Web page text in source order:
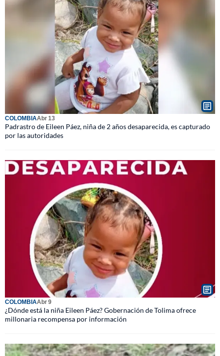
COLOMBIAAbr 13
Padrastro de Eileen Páez, niña de 2 años desaparecida, es capturado
por las autoridades
COLOMBIAAbr 9
¿Dónde está la niña Eileen Páez? Gobernación de Tolima ofrece
millonaria recompensa por información